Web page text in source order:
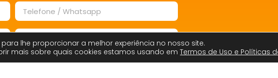
lhe proporcionar a melhor experiência no nosso site.
mais sobre quais cookies estamos usando emTermos de Uso e Políticas